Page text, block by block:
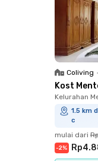
Coliving •
Kost
Kelurahan
1.5 km
c
mulai dari
-2%